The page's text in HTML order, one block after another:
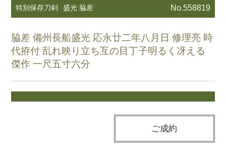
特別保存刀剣 盛光 脇差 No.558819
脇差 備州長船盛光 応永廿二年八月日 修理亮 時
代拵付 乱れ映り立ち互の目丁子明るく冴える
傑作 一尺五寸六分
ご成約